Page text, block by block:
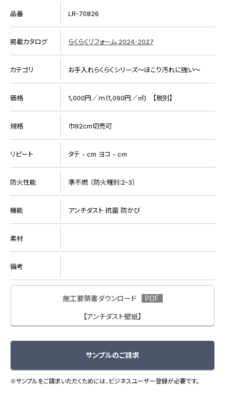
品番 LR-70826
掲載カタログ らくらくリフォーム 2024-2027
カテゴリ お手入れらくらくシリーズ～ほこり汚れに強い～
価格 1,000円／ｍ(1,090円／㎡) 【税別】
規格 巾92cm切売可
リピート タテ - cm ヨコ - cm
防火性能 準不燃 （防火種別:2-3）
機能 アンチダスト 抗菌 防かび
素材
備考
施工要領書ダウンロード
【アンチダスト壁紙】
サンプルのご請求
※サンプルをご請求いただくためには、ビジネスユーザー登録が必要です。